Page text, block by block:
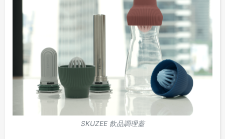
SKUZEE 飲品調理蓋